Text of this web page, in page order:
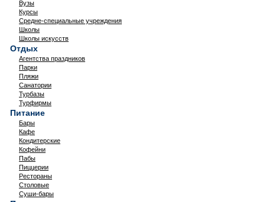
Вузы
Курсы
Средне-специальные учреждения
Школы
Школы искусств
Отдых
Агентства праздников
Парки
Пляжи
Санатории
Турбазы
Турфирмы
Питание
Бары
Кафе
Кондитерские
Кофейни
Пабы
Пиццерии
Рестораны
Столовые
Суши-бары